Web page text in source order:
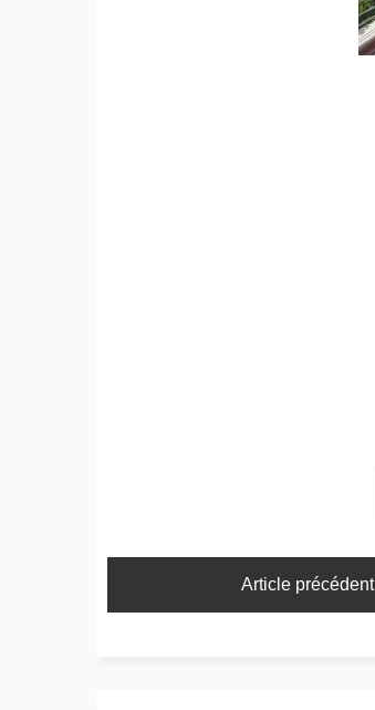
Article précédent